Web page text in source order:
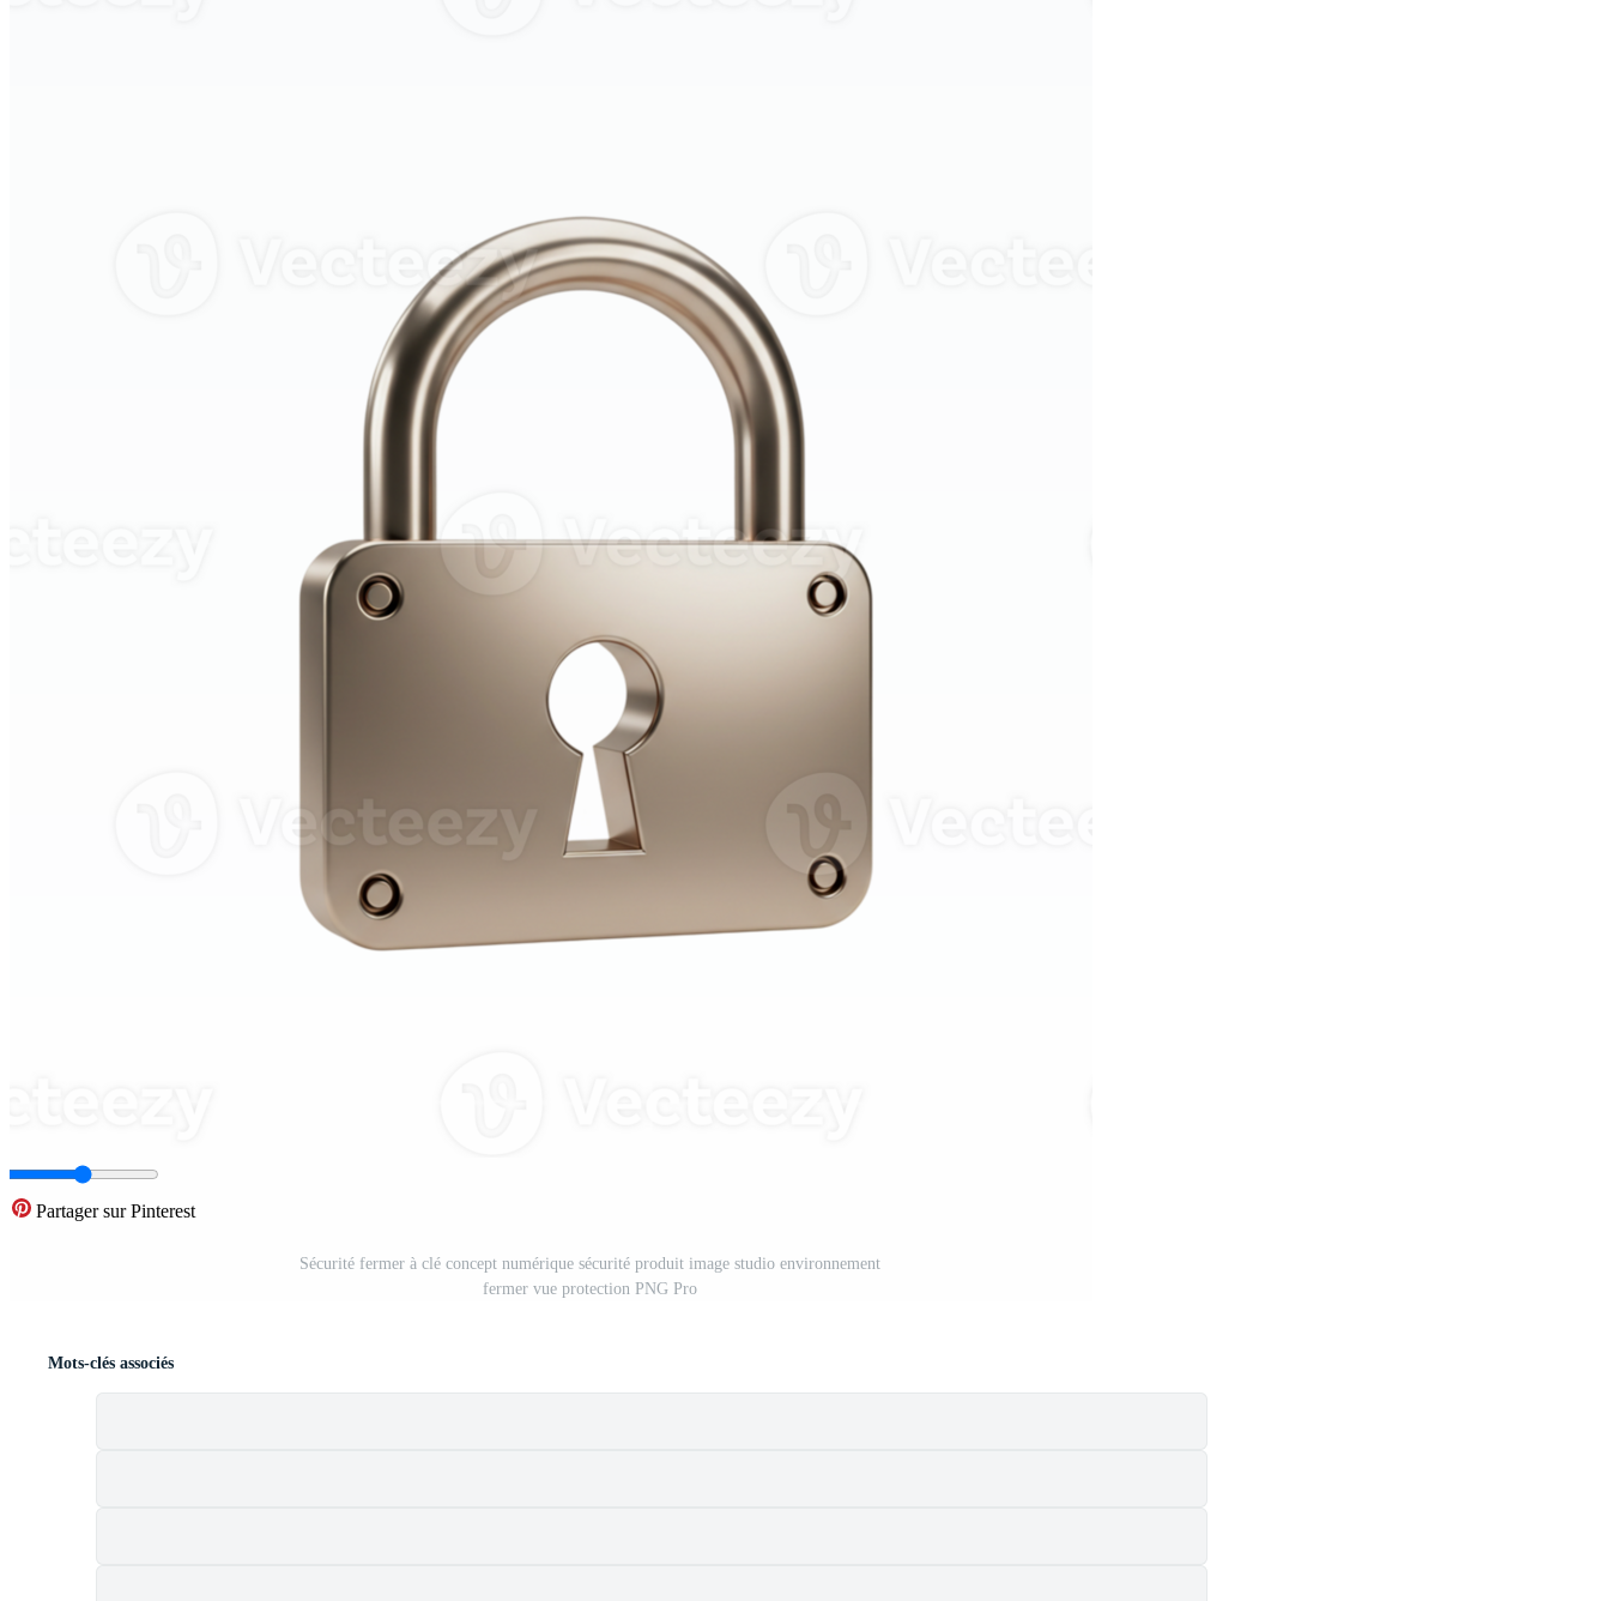
Partager sur Pinterest
Sécurité fermer à clé concept numérique sécurité produit image studio environnement
fermer vue protection PNG Pro
Mots-clés associés